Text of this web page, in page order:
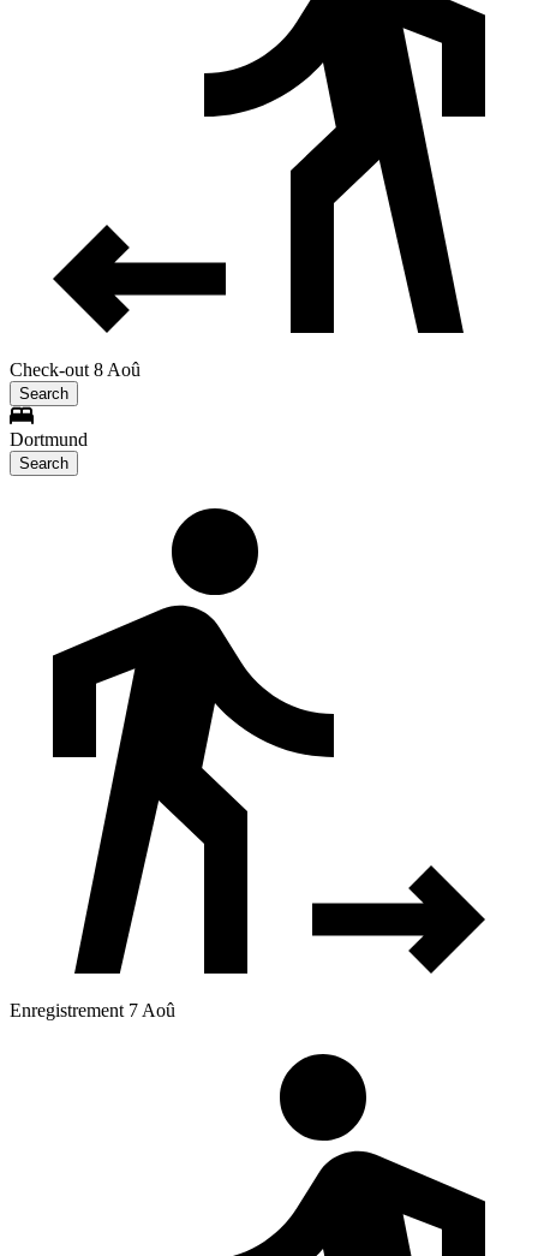
Check-out 8 Aoû
Search
Dortmund
Search
Enregistrement 7 Aoû